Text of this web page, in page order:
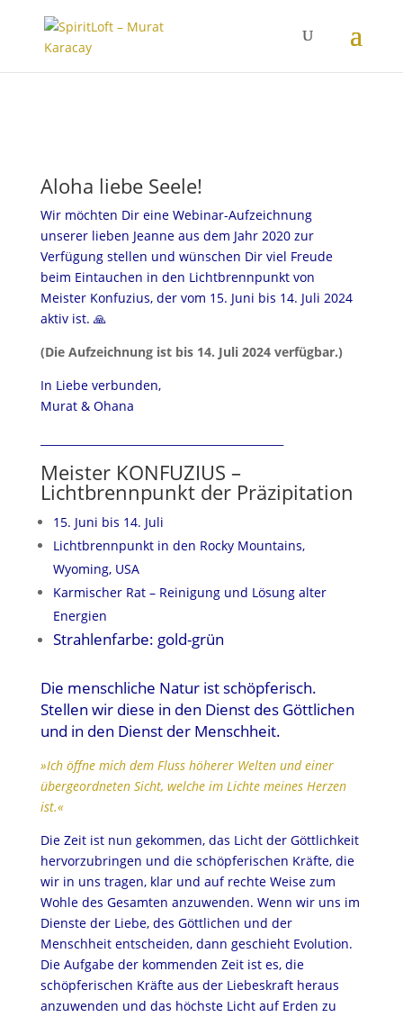
Aloha liebe Seele!
Wir möchten Dir eine Webinar-Aufzeichnung
unserer lieben Jeanne aus dem Jahr 2020 zur
Verfügung stellen und wünschen Dir viel Freude
beim Eintauchen in den Lichtbrennpunkt von
Meister Konfuzius, der vom 15. Juni bis 14. Juli 2024
aktiv ist. 🙏
(Die Aufzeichnung ist bis 14. Juli 2024 verfügbar.)
In Liebe verbunden,
Murat & Ohana
Meister KONFUZIUS –
Lichtbrennpunkt der Präzipitation
15. Juni bis 14. Juli
Lichtbrennpunkt in den Rocky Mountains,
Wyoming, USA
Karmischer Rat – Reinigung und Lösung alter
Energien
Strahlenfarbe: gold-grün
Die menschliche Natur ist schöpferisch.
Stellen wir diese in den Dienst des Göttlichen
und in den Dienst der Menschheit.
»Ich öffne mich dem Fluss höherer Welten und einer
übergeordneten Sicht, welche im Lichte meines Herzen
ist.«
Die Zeit ist nun gekommen, das Licht der Göttlichkeit
hervorzubringen und die schöpferischen Kräfte, die
wir in uns tragen, klar und auf rechte Weise zum
Wohle des Gesamten anzuwenden. Wenn wir uns im
Dienste der Liebe, des Göttlichen und der
Menschheit entscheiden, dann geschieht Evolution.
Die Aufgabe der kommenden Zeit ist es, die
schöpferischen Kräfte aus der Liebeskraft heraus
anzuwenden und das höchste Licht auf Erden zu